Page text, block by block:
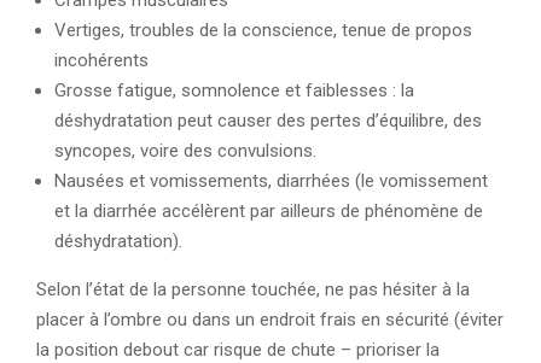
Vertiges, troubles de la conscience, tenue de propos
incohérents
Grosse fatigue, somnolence et faiblesses : la
déshydratation peut causer des pertes d’équilibre, des
syncopes, voire des convulsions.
Nausées et vomissements, diarrhées (le vomissement
et la diarrhée accélèrent par ailleurs de phénomène de
déshydratation).
Selon l’état de la personne touchée, ne pas hésiter à la
placer à l’ombre ou dans un endroit frais en sécurité (éviter
la position debout car risque de chute – prioriser la